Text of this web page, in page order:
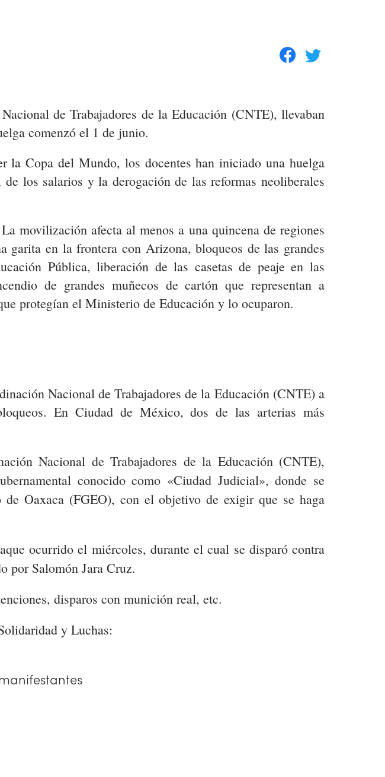
de Trabajadores de la Educación (CNTE), llevaban
comenzó el 1 de junio.
la Copa del Mundo, los docentes han iniciado una huelga
los salarios y la derogación de las reformas neoliberales
movilización afecta al menos a una quincena de regiones
en la frontera con Arizona, bloqueos de las grandes
Pública, liberación de las casetas de peaje en las
de grandes muñecos de cartón que representan a
protegían el Ministerio de Educación y lo ocuparon.
Nacional de Trabajadores de la Educación (CNTE) a
En Ciudad de México, dos de las arterias más
Nacional de Trabajadores de la Educación (CNTE),
conocido como «Ciudad Judicial», donde se
Oaxaca (FGEO), con el objetivo de exigir que se haga
ocurrido el miércoles, durante el cual se disparó contra
por Salomón Jara Cruz.
disparos con munición real, etc.
y Luchas: